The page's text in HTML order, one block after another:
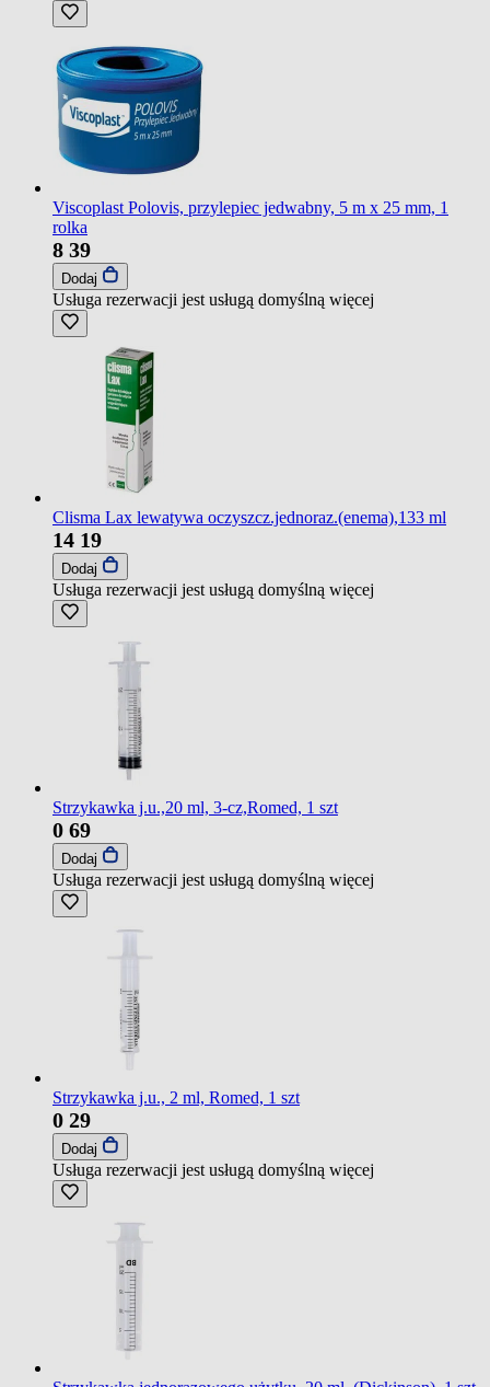
Viscoplast Polovis, przylepiec jedwabny, 5 m x 25 mm, 1
rolka
8 39
Dodaj
Usługa rezerwacji jest usługą domyślną więcej
Clisma Lax lewatywa oczyszcz.jednoraz.(enema),133 ml
14 19
Dodaj
Usługa rezerwacji jest usługą domyślną więcej
Strzykawka j.u.,20 ml, 3-cz,Romed, 1 szt
0 69
Dodaj
Usługa rezerwacji jest usługą domyślną więcej
Strzykawka j.u., 2 ml, Romed, 1 szt
0 29
Dodaj
Usługa rezerwacji jest usługą domyślną więcej